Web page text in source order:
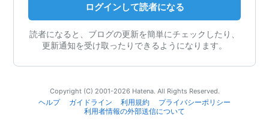
ログインして読者になる
読者になると、ブログの更新を簡単にチェックしたり、
更新通知を受け取ったりできるようになります。
Copyright (C) 2001-2026 Hatena. All Rights Reserved.
ヘルプ
ガイドライン 利用規約
プライバシーポリシー
利用者情報の外部送信について